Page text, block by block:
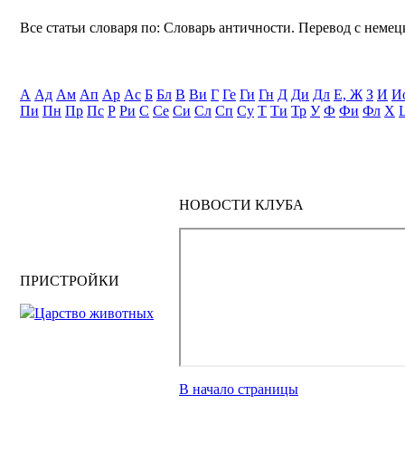
Все статьи словаря по: Словарь античности. Перевод с
А Ад Ам Ап Ар Ас Б Бл В Ви Г Ге Ги Гн Д Ди Дл Е, Ж З И
Пи Пн Пр Пс Р Ри С Се Си Сл Сп Су Т Ти Тр У Ф Фи Фл Х
ПРИСТРОЙКИ
Царство животных
НОВОСТИ КЛУБА
В начало страницы